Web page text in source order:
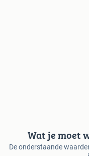
Wat je moet
De onderstaande